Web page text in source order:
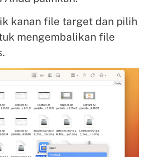
kanan file target dan pilih
mengembalikan file